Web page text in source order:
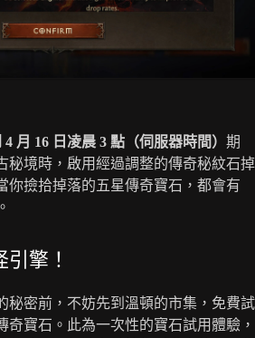
月 16 日凌晨 3 點（伺服器時間） 期
秘境時，啟用經過調整的傳奇秘紋石掉
你撿拾掉落的五星傳奇寶石，都會有
擎！
秘密前，不妨先到溫頓的市集，免費試
奇寶石。此為一次性的寶石試用體驗，